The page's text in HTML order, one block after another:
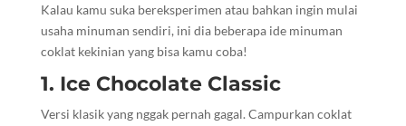
Kalau kamu suka bereksperimen atau bahkan ingin mulai
usaha minuman sendiri, ini dia beberapa ide minuman
coklat kekinian yang bisa kamu coba!
1. Ice Chocolate Classic
Versi klasik yang nggak pernah gagal. Campurkan coklat